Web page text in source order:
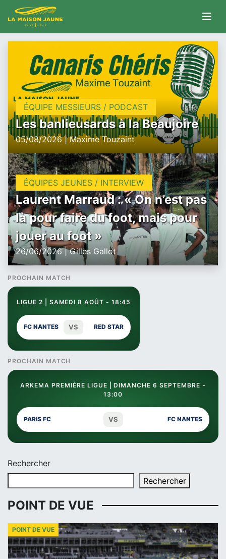
ÉQUIPE MESSIEURS / PODCAST
Les banlieusards à la Beaujoire
05/08/2026 | Maxime Touzaint
ÉQUIPES JEUNES / INTERVIEW
Laurent Marraud : « On n’est pas
là pour faire du foot, mais pour
jouer au foot »
26/06/2026 | Gilles Gallot
PROCHAIN MATCH
LIGUE 2 | SAMEDI 8 AOÛT - 18:45
FC NANTES VS RED STAR
PROCHAIN MATCH
ARKEMA PREMIÈRE LIGUE | DIMANCHE 6 SEPTEMBRE -
13:00
PARIS FC VS FC NANTES
Rechercher
Rechercher
POINT DE VUE
POINT DE VUE